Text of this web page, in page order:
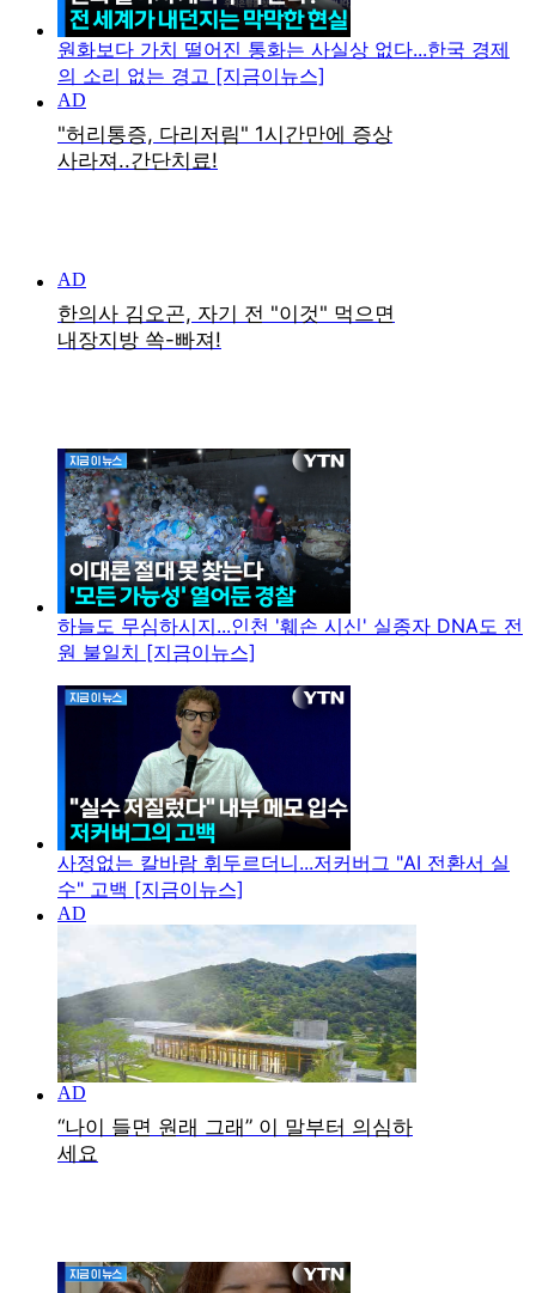
원화보다 가치 떨어진 통화는 사실상 없다...한국 경제
의 소리 없는 경고 [지금이뉴스]
하늘도 무심하시지...인천 '훼손 시신' 실종자 DNA도 전
원 불일치 [지금이뉴스]
사정없는 칼바람 휘두르더니...저커버그 "AI 전환서 실
수" 고백 [지금이뉴스]